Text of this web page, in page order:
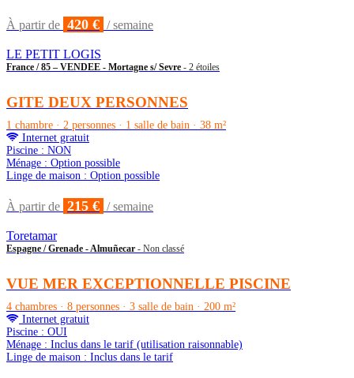
À partir de 420 € / semaine
LE PETIT LOGIS
France / 85 – VENDEE - Mortagne s/ Sevre - 2 étoiles
GITE DEUX PERSONNES
1 chambre · 2 personnes · 1 salle de bain · 38 m²
Internet gratuit
Piscine : NON
Ménage : Option possible
Linge de maison : Option possible
À partir de 215 € / semaine
Toretamar
Espagne / Grenade - Almuñecar - Non classé
VUE MER EXCEPTIONNELLE PISCINE
4 chambres · 8 personnes · 3 salle de bain · 200 m²
Internet gratuit
Piscine : OUI
Ménage : Inclus dans le tarif (utilisation raisonnable)
Linge de maison : Inclus dans le tarif